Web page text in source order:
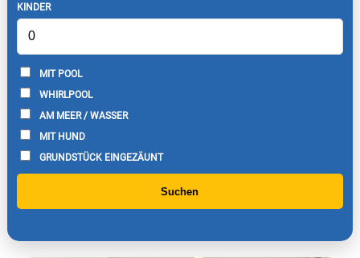
KINDER
MIT POOL
WHIRLPOOL
AM MEER / WASSER
MIT HUND
GRUNDSTÜCK EINGEZÄUNT
Suchen